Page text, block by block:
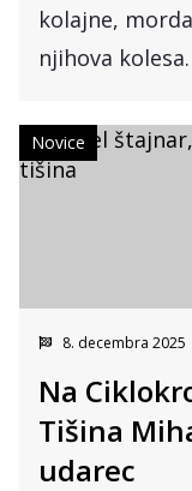
kolajne,
njihova
8. decembra 2025
Na
Tišina
udarec
Novice